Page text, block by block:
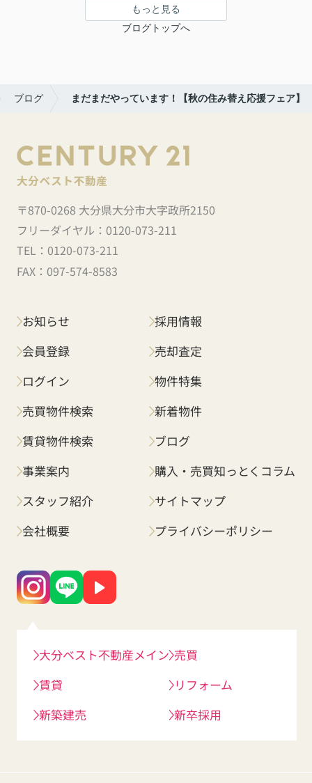
もっと見る
ブログトップへ
ブログ まだまだやっています！【秋の住み替え応援フェア】
〒870-0268 大分県大分市大字政所2150
フリーダイヤル： 0120-073-211
TEL： 0120-073-211
FAX： 097-574-8583
お知らせ
会員登録
ログイン
売買物件検索
賃貸物件検索
事業案内
スタッフ紹介
会社概要
採用情報
売却査定
物件特集
新着物件
ブログ
購入・売買知っとくコラム
サイトマップ
プライバシーポリシー
大分ベスト不動産メイン
賃貸
新築建売
売買
リフォーム
新卒採用